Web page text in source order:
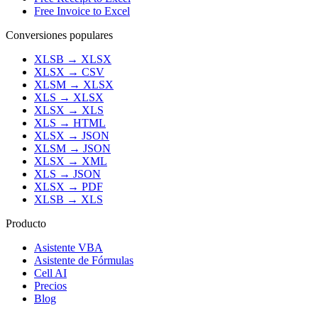
Free Invoice to Excel
Conversiones populares
XLSB → XLSX
XLSX → CSV
XLSM → XLSX
XLS → XLSX
XLSX → XLS
XLS → HTML
XLSX → JSON
XLSM → JSON
XLSX → XML
XLS → JSON
XLSX → PDF
XLSB → XLS
Producto
Asistente VBA
Asistente de Fórmulas
Cell AI
Precios
Blog